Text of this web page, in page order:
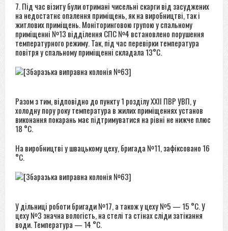
7. Під час візиту були отримані чисельні скарги від засуджених
на недостатнє опалення приміщень, як на виробництві, так і
житлових приміщень. Моніторинговою групою у спальному
приміщенні №13 відділення СПС №4 встановлено порушення
температурного режиму. Так, під час перевірки температура
повітря у спальному приміщенні складала 13°C.
Разом з тим, відповідно до пункту 1 розділу XXII ПВР УВП, у
холодну пору року температура в жилих приміщеннях установ
виконання покарань має підтримуватися на рівні не нижче плюс
18 °C.
На виробництві у швацькому цеху, бригада №11, зафіксовано 16
°C.
У дільниці роботи бригади №17, а також у цеху №5 — 15 °C. У
цеху №3 значна вологість, на стелі та стінах сліди затікання
води. Температура — 14 °C.